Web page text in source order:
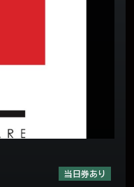
当日券あり